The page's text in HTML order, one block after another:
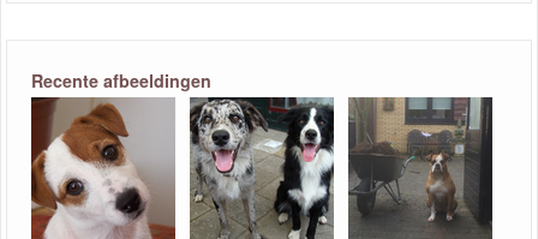
Recente afbeeldingen